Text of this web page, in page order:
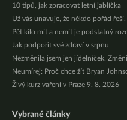
10 tipů, jak zpracovat letní jablíčka
Už vás unavuje, že někdo pořád
Pět kilo mít a nemít je podstatný
Jak podpořit své zdraví v srpnu
Nezměnila jsem jen jídelníček.
Neumírej: Proč chce žít Bryan
Živý kurz vaření v Praze 9. 8. 2026
Vybrané články